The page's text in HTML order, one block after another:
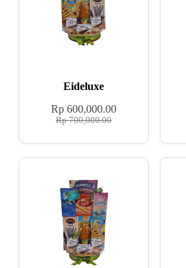
Eideluxe
Rp700,000.00
Rp600,000.00